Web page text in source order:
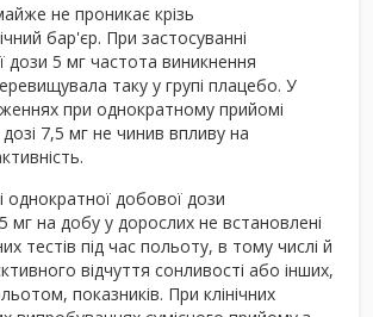
не проникає крізь
бар'єр. При застосуванні
дози 5 мг частота виникнення
таку у групі плацебо. У
при однократному прийомі
7,5 мг не чинив впливу на
однократної добової дози
мг на добу у дорослих не встановлені
тестів під час польоту, в тому числі й
відчуття сонливості або інших,
показників. При клінічних